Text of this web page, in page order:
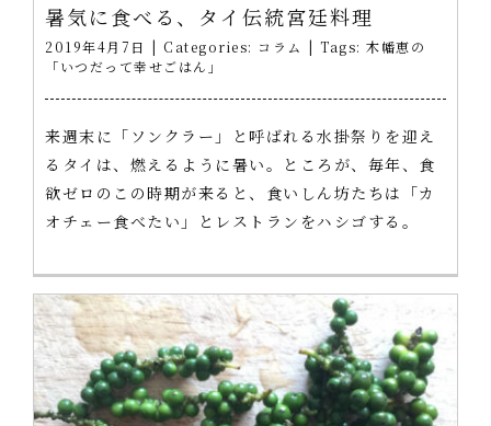
暑気に食べる、タイ伝統宮廷料理
2019年4月7日 | Categories: コラム | Tags: 木幡恵の
「いつだって幸せごはん」
来週末に「ソンクラー」と呼ばれる水掛祭りを迎え
るタイは、燃えるように暑い。ところが、毎年、食
欲ゼロのこの時期が来ると、食いしん坊たちは「カ
オチェー食べたい」とレストランをハシゴする。